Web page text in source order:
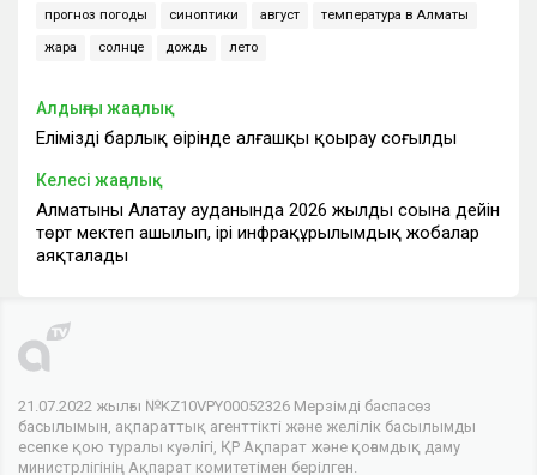
прогноз погоды синоптики август температура в Алматы
жара солнце дождь лето
Алдыңғы жаңалық
Еліміздің барлық өңірінде алғашқы қоңырау соғылды
Келесі жаңалық
Алматының Алатау ауданында 2026 жылдың соңына дейін
төрт мектеп ашылып, ірі инфрақұрылымдық жобалар
аяқталады
21.07.2022 жылғы №KZ10VPY00052326 Мерзімді баспасөз
басылымын, ақпараттық агенттікті және желілік басылымды
есепке қою туралы куәлігі, ҚР Ақпарат және қоғамдық даму
министрлігінің Ақпарат комитетімен берілген.